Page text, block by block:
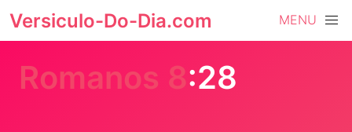
Versiculo-Do-Dia.com MENU
Romanos 8:28